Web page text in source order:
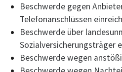
Beschwerde gegen
Telefonanschlüssen
Beschwerde über
Sozialversicherungsträger
Beschwerde wegen